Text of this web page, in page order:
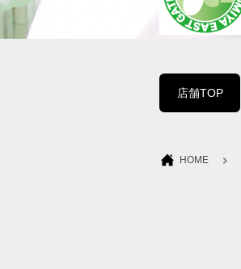
店舗TOP
HOME